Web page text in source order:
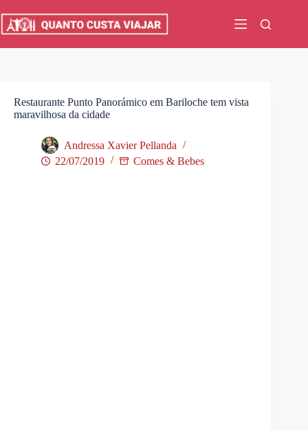
para
Restaurante Punto Panorámico em Bariloche tem vista
maravilhosa da cidade
Andressa Xavier Pellanda
22/07/2019
Comes & Bebes